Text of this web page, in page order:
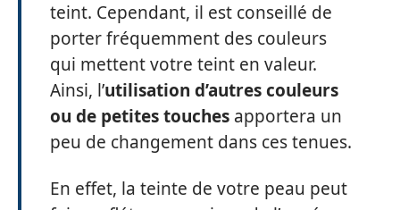
teint. Cependant, il est conseillé de
porter fréquemment des couleurs
qui mettent votre teint en valeur.
Ainsi, l’utilisation d’autres couleurs
ou de petites touches apportera un
peu de changement dans ces tenues.
En effet, la teinte de votre peau peut